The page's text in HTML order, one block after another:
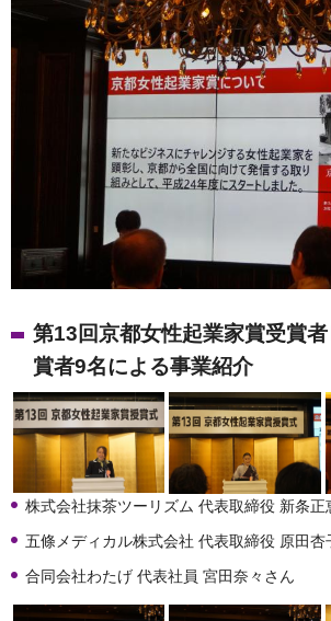
第13回京都女性起業家賞受賞
賞者9名による事業紹介
株式会社抹茶ツーリズム 代表取締役 新条正
五條メディカル株式会社 代表取締役 原田杏
合同会社わたげ 代表社員 宮田奈々さん